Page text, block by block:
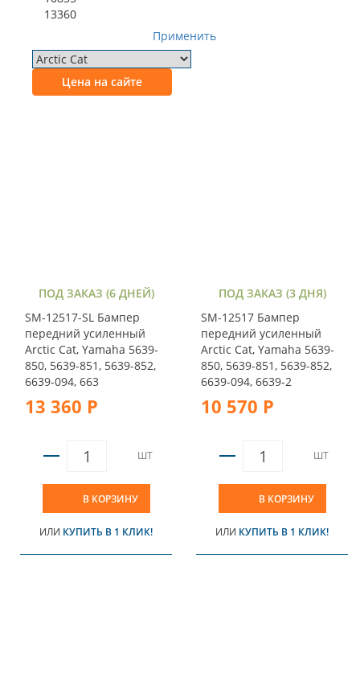
13360
Применить
Цена на сайте
ПОД ЗАКАЗ (6 ДНЕЙ)
SM-12517-SL Бампер
передний усиленный
Arctic Cat, Yamaha 5639-
850, 5639-851, 5639-852,
6639-094, 663
13 360 Р
ШТ
В КОРЗИНУ
ИЛИ КУПИТЬ В 1 КЛИК!
ПОД ЗАКАЗ (3 ДНЯ)
SM-12517 Бампер
передний усиленный
Arctic Cat, Yamaha 5639-
850, 5639-851, 5639-852,
6639-094, 6639-2
10 570 Р
ШТ
В КОРЗИНУ
ИЛИ КУПИТЬ В 1 КЛИК!